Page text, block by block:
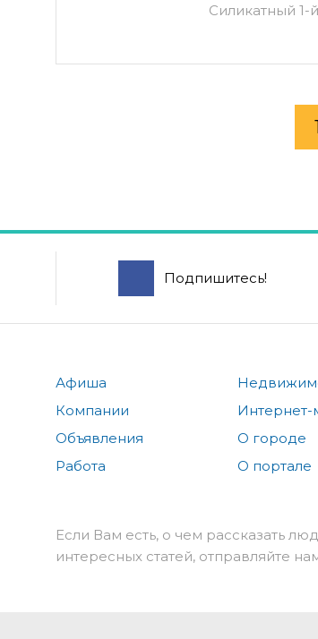
Силикатный 1-
Подпишитесь!
Афиша
Компании
Объявления
Работа
Интернет-
О городе
О портале
Если Вам есть, о чем рассказать
интересных статей, отправляйте